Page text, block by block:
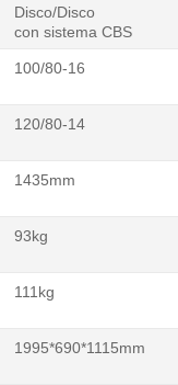
Disco/Disco
con sistema CBS
100/80-16
120/80-14
1435mm
93kg
111kg
1995*690*1115mm